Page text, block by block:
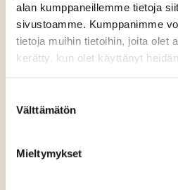
alan kumppaneillemme tietoja
sivustoamme. Kumppanimme
tietoja muihin tietoihin, joita olet
kerätty, kun olet käyttänyt
valinta
Välttämätön
Mieltymykset